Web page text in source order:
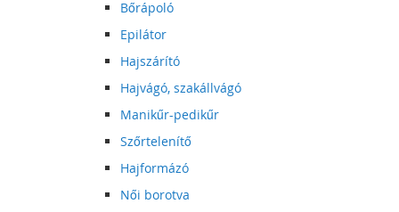
Bőrápoló
Epilátor
Hajszárító
Hajvágó, szakállvágó
Manikűr-pedikűr
Szőrtelenítő
Hajformázó
Női borotva